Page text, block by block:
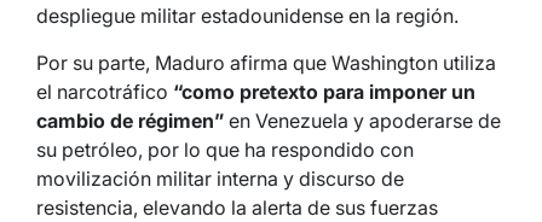
despliegue militar estadounidense en la región.
Por su parte, Maduro afirma que Washington utiliza
el narcotráfico “como pretexto para imponer un
cambio de régimen” en Venezuela y apoderarse de
su petróleo, por lo que ha respondido con
movilización militar interna y discurso de
resistencia, elevando la alerta de sus fuerzas